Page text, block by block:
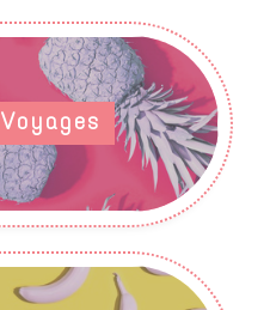
Voyages